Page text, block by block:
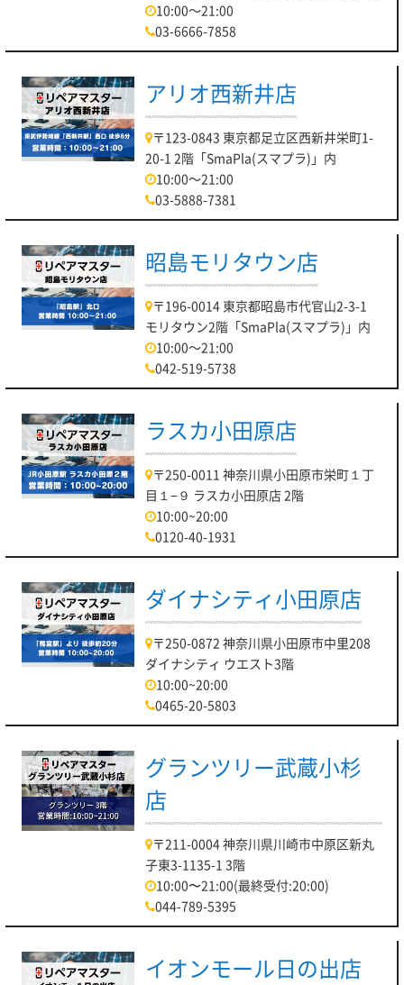
10:00～21:00
03-6666-7858
アリオ西新井店
〒123-0843 東京都足立区西新井栄町1-
20-1 2階「SmaPla(スマプラ)」内
10:00～21:00
03-5888-7381
昭島モリタウン店
〒196-0014 東京都昭島市代官山2-3-1
モリタウン2階「SmaPla(スマプラ)」内
10:00～21:00
042-519-5738
ラスカ小田原店
〒250-0011 神奈川県小田原市栄町１丁
目１−９ ラスカ小田原店 2階
10:00~20:00
0120-40-1931
ダイナシティ小田原店
〒250-0872 神奈川県小田原市中里208
ダイナシティ ウエスト3階
10:00~20:00
0465-20-5803
グランツリー武蔵小杉
店
〒211-0004 神奈川県川崎市中原区新丸
子東3-1135-1 3階
10:00〜21:00(最終受付:20:00)
044-789-5395
イオンモール日の出店